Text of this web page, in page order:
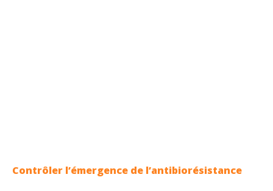
Contrôler l’émergence de l’antibiorésistance